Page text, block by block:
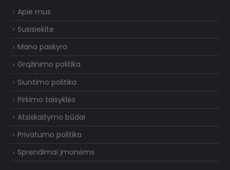
Apie mus
Susisiekite
Mano paskyra
Grąžinimo politika
Siuntimo politika
Pirkimo taisyklės
Atsiskaitymo būdai
Privatumo politika
Sprendimai įmonėms